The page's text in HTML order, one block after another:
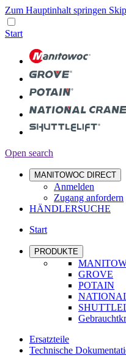
Zum Hauptinhalt springen
Start
Open search
MANITOWOC DIRECT
Anmelden
Zugang anfordern
HÄNDLERSUCHE
Start
PRODUKTE
GROVE
POTAIN
Ersatzteile
Technische